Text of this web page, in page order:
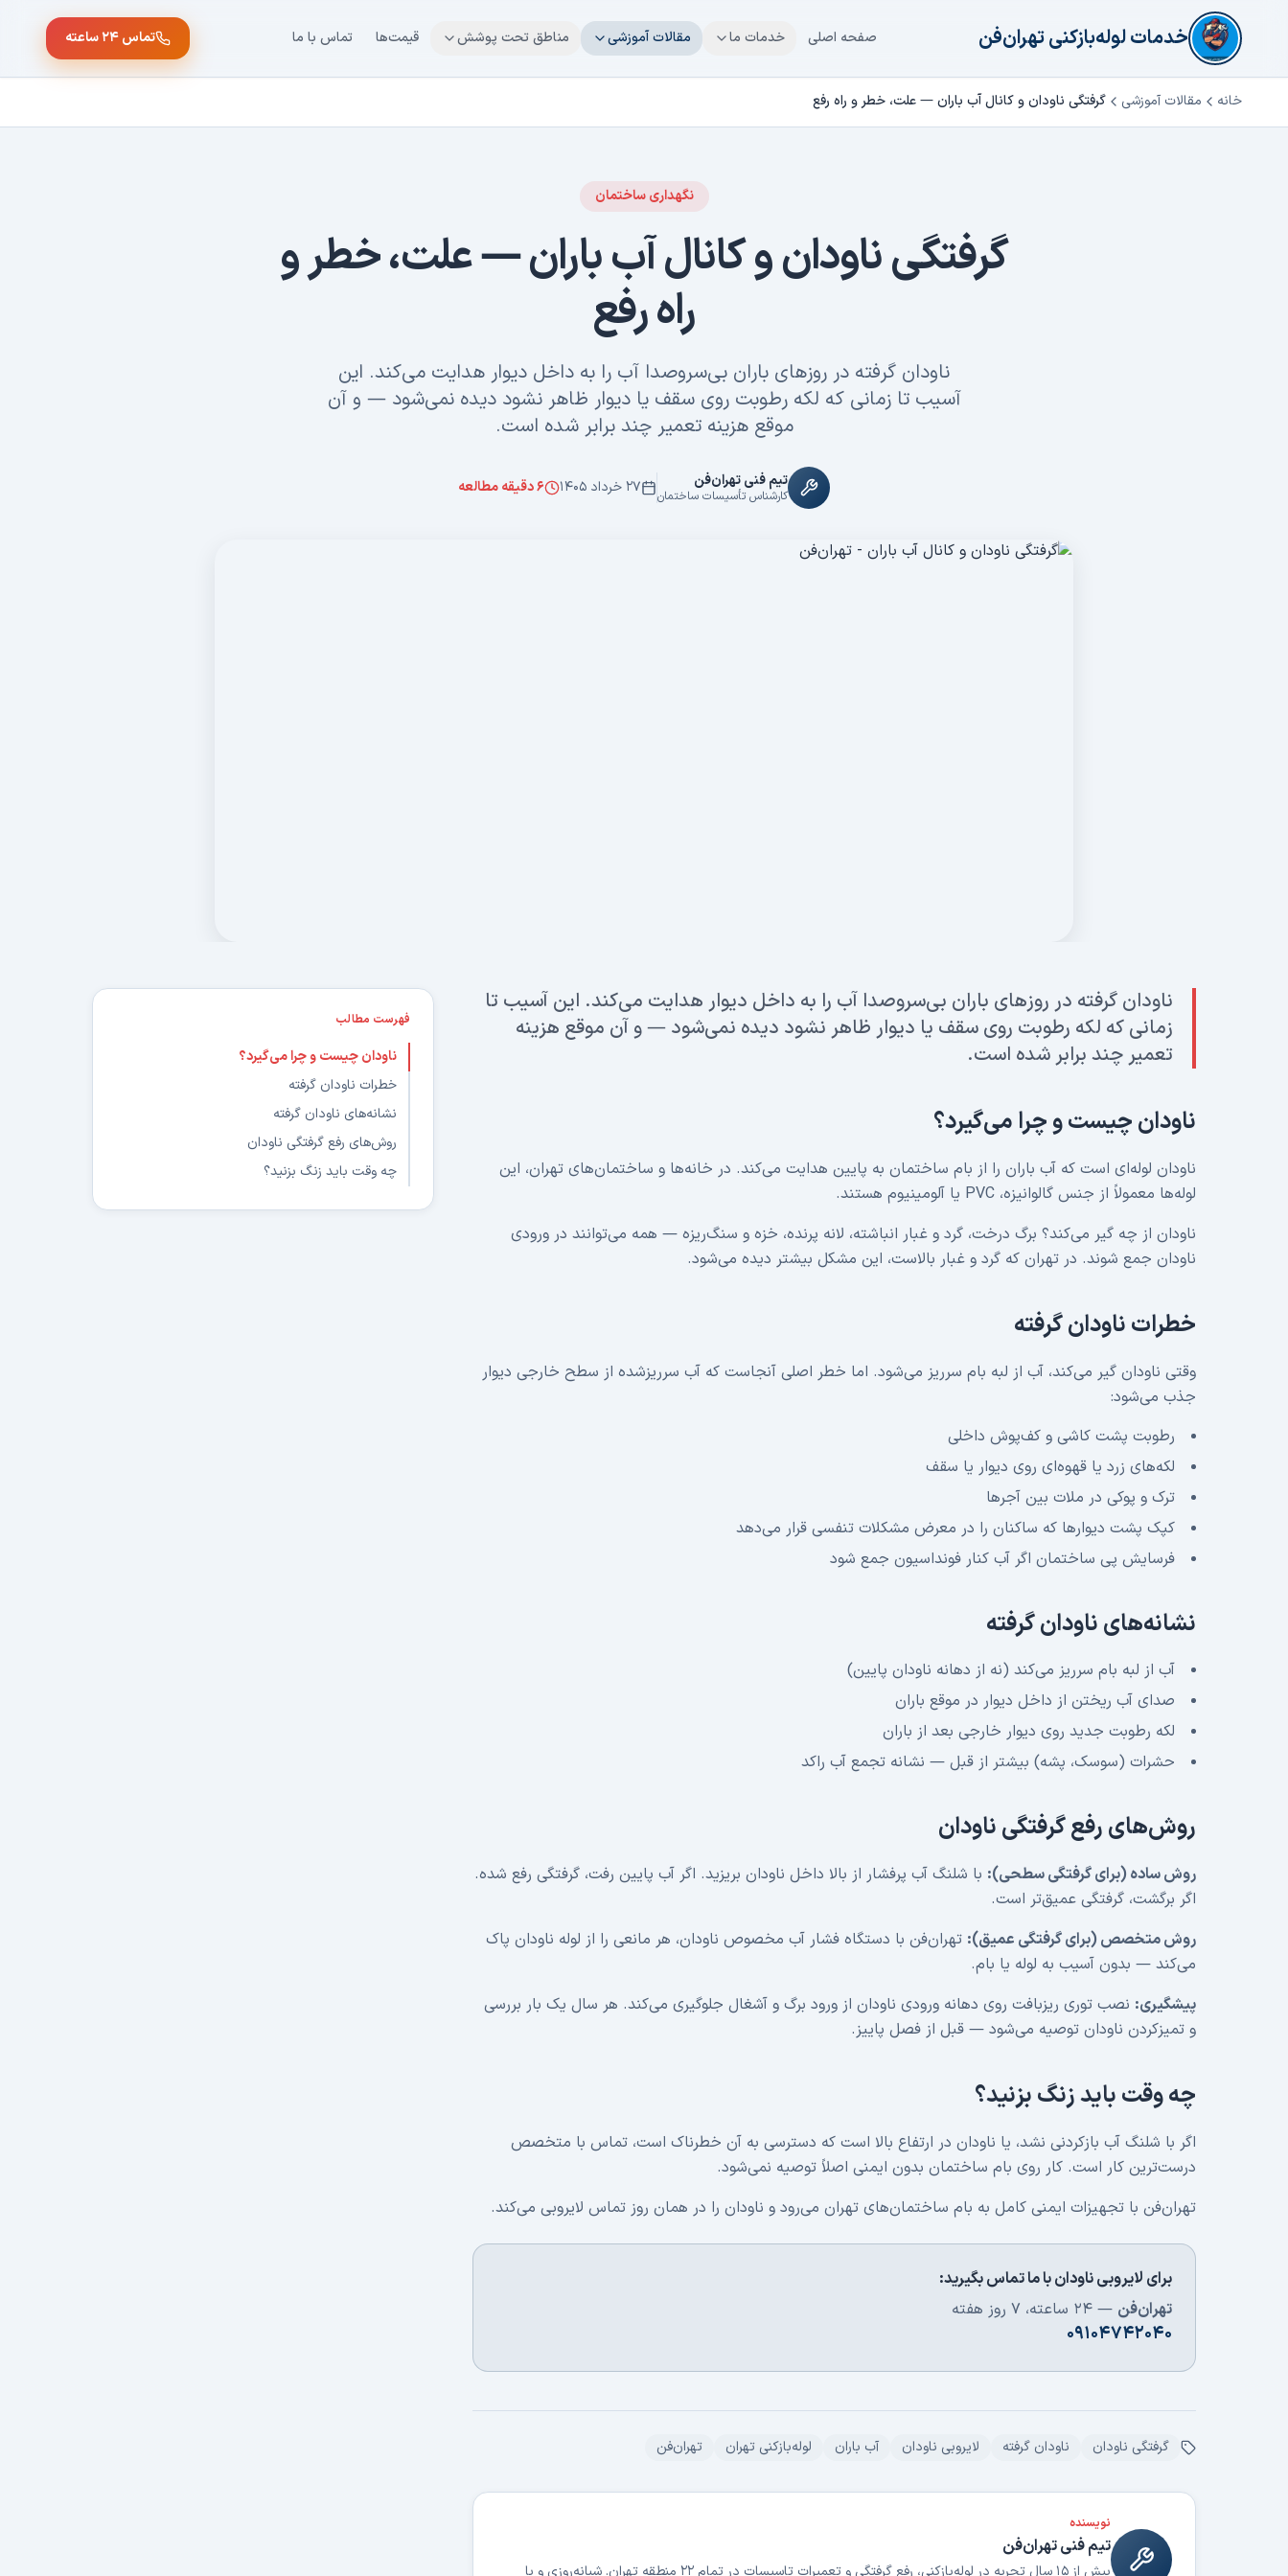
رفتن به محتوای اصلی
خدمات لوله‌بازکنی تهران‌فن صفحه اصلی خدمات ما مقالات آموزشی مناطق تحت پوشش قیمت‌ها تماس با ما تماس ۲۴ ساعته
خانه مقالات آموزشی گرفتگی ناودان و کانال آب باران — علت، خطر و راه رفع
نگهداری ساختمان
گرفتگی ناودان و کانال آب باران — علت، خطر و
راه رفع
ناودان گرفته در روزهای باران بی‌سروصدا آب را به داخل دیوار هدایت می‌کند. این
آسیب تا زمانی که لکه رطوبت روی سقف یا دیوار ظاهر نشود دیده نمی‌شود — و آن
موقع هزینه تعمیر چند برابر شده است.
تیم فنی تهران‌فن
کارشناس تأسیسات ساختمان ۲۷ خرداد ۱۴۰۵ ۶دقیقه مطالعه
ناودان گرفته در روزهای باران بی‌سروصدا آب را به داخل دیوار هدایت می‌کند. این آسیب تا
زمانی که لکه رطوبت روی سقف یا دیوار ظاهر نشود دیده نمی‌شود — و آن موقع هزینه
تعمیر چند برابر شده است.
ناودان چیست و چرا می‌گیرد؟
ناودان لوله‌ای است که آب باران را از بام ساختمان به پایین هدایت می‌کند. در خانه‌ها و ساختمان‌های تهران، این
لوله‌ها معمولاً از جنس گالوانیزه، PVC یا آلومینیوم هستند.
ناودان از چه گیر می‌کند؟ برگ درخت، گرد و غبار انباشته، لانه پرنده، خزه و سنگ‌ریزه — همه می‌توانند در ورودی
ناودان جمع شوند. در تهران که گرد و غبار بالاست، این مشکل بیشتر دیده می‌شود.
خطرات ناودان گرفته
وقتی ناودان گیر می‌کند، آب از لبه بام سرریز می‌شود. اما خطر اصلی آنجاست که آب سرریزشده از سطح خارجی دیوار
جذب می‌شود:
رطوبت پشت کاشی و کف‌پوش داخلی
لکه‌های زرد یا قهوه‌ای روی دیوار یا سقف
ترک و پوکی در ملات بین آجرها
کپک پشت دیوارها که ساکنان را در معرض مشکلات تنفسی قرار می‌دهد
فرسایش پی ساختمان اگر آب کنار فونداسیون جمع شود
نشانه‌های ناودان گرفته
آب از لبه بام سرریز می‌کند (نه از دهانه ناودان پایین)
صدای آب ریختن از داخل دیوار در موقع باران
لکه رطوبت جدید روی دیوار خارجی بعد از باران
حشرات (سوسک، پشه) بیشتر از قبل — نشانه تجمع آب راکد
روش‌های رفع گرفتگی ناودان
روش ساده (برای گرفتگی سطحی): با شلنگ آب پرفشار از بالا داخل ناودان بریزید. اگر آب پایین رفت، گرفتگی رفع شده.
اگر برگشت، گرفتگی عمیق‌تر است.
روش متخصص (برای گرفتگی عمیق): تهران‌فن با دستگاه فشار آب مخصوص ناودان، هر مانعی را از لوله ناودان پاک
می‌کند — بدون آسیب به لوله یا بام.
پیشگیری: نصب توری ریزبافت روی دهانه ورودی ناودان از ورود برگ و آشغال جلوگیری می‌کند. هر سال یک بار بررسی
و تمیزکردن ناودان توصیه می‌شود — قبل از فصل پاییز.
چه وقت باید زنگ بزنید؟
اگر با شلنگ آب بازکردنی نشد، یا ناودان در ارتفاع بالا است که دسترسی به آن خطرناک است، تماس با متخصص
درست‌ترین کار است. کار روی بام ساختمان بدون ایمنی اصلاً توصیه نمی‌شود.
تهران‌فن با تجهیزات ایمنی کامل به بام ساختمان‌های تهران می‌رود و ناودان را در همان روز تماس لایروبی می‌کند.
برای لایروبی ناودان با ما تماس بگیرید:
تهران‌فن — ۲۴ ساعته، ۷ روز هفته
۰۹۱۰۴۷۴۲۰۴۰
گرفتگی ناودان ناودان گرفته لایروبی ناودان آب باران لوله‌بازکنی تهران تهران‌فن
نویسنده
تیم فنی تهران‌فن
بیش از ۱۵ سال تجربه در لوله‌بازکنی، رفع گرفتگی و تعمیرات تاسیسات در تمام ۲۲ منطقه تهران. شبانه‌روزی و با
فهرست مطالب
ناودان چیست و چرا می‌گیرد؟
خطرات ناودان گرفته
نشانه‌های ناودان گرفته
روش‌های رفع گرفتگی ناودان
چه وقت باید زنگ بزنید؟